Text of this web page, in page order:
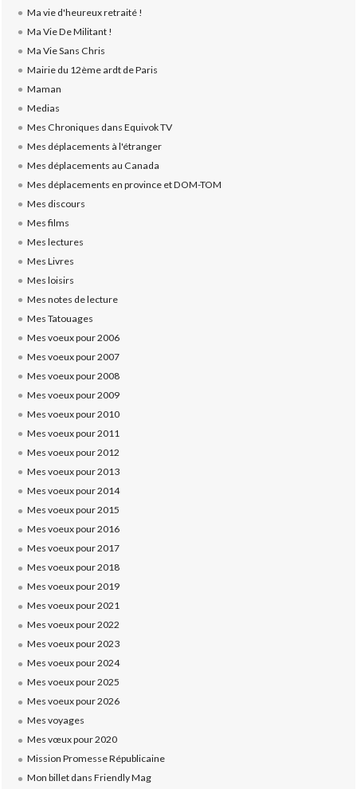
Ma vie d'heureux retraité !
Ma Vie De Militant !
Ma Vie Sans Chris
Mairie du 12ème ardt de Paris
Maman
Medias
Mes Chroniques dans Equivok TV
Mes déplacements à l'étranger
Mes déplacements au Canada
Mes déplacements en province et DOM-TOM
Mes discours
Mes films
Mes lectures
Mes Livres
Mes loisirs
Mes notes de lecture
Mes Tatouages
Mes voeux pour 2006
Mes voeux pour 2007
Mes voeux pour 2008
Mes voeux pour 2009
Mes voeux pour 2010
Mes voeux pour 2011
Mes voeux pour 2012
Mes voeux pour 2013
Mes voeux pour 2014
Mes voeux pour 2015
Mes voeux pour 2016
Mes voeux pour 2017
Mes voeux pour 2018
Mes voeux pour 2019
Mes voeux pour 2021
Mes voeux pour 2022
Mes voeux pour 2023
Mes voeux pour 2024
Mes voeux pour 2025
Mes voeux pour 2026
Mes voyages
Mes vœux pour 2020
Mission Promesse Républicaine
Mon billet dans Friendly Mag